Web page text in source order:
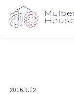
2016.1.12